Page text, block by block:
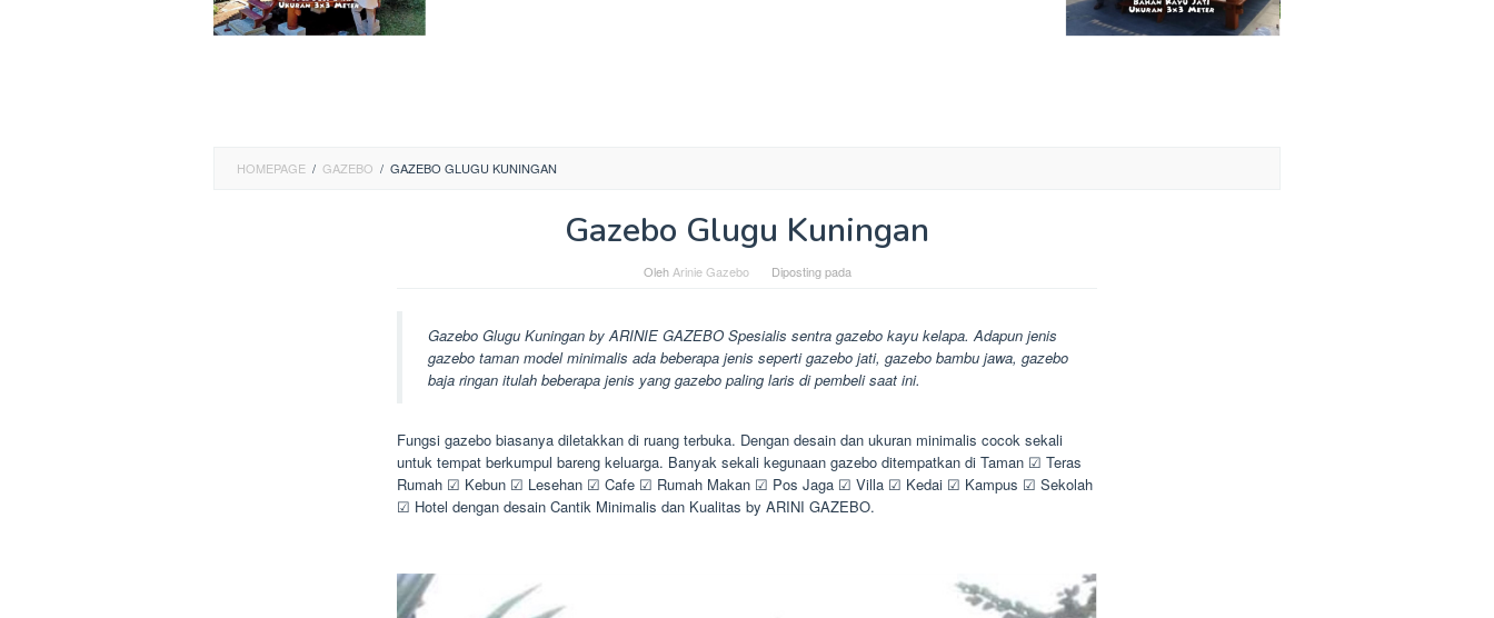
HOMEPAGE / GAZEBO / GAZEBO GLUGU KUNINGAN
Gazebo Glugu Kuningan
Oleh Arinie Gazebo Diposting pada
Gazebo Glugu Kuningan by ARINIE GAZEBO Spesialis sentra gazebo kayu kelapa. Adapun jenis
gazebo taman model minimalis ada beberapa jenis seperti gazebo jati, gazebo bambu jawa, gazebo
baja ringan itulah beberapa jenis yang gazebo paling laris di pembeli saat ini.
Fungsi gazebo biasanya diletakkan di ruang terbuka. Dengan desain dan ukuran minimalis cocok sekali
untuk tempat berkumpul bareng keluarga. Banyak sekali kegunaan gazebo ditempatkan di Taman ☑ Teras
Rumah ☑ Kebun ☑ Lesehan ☑ Cafe ☑ Rumah Makan ☑ Pos Jaga ☑ Villa ☑ Kedai ☑ Kampus ☑ Sekolah
☑ Hotel dengan desain Cantik Minimalis dan Kualitas by ARINI GAZEBO.